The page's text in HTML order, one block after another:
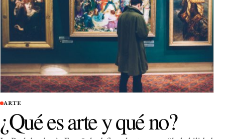
ARTE
¿Qué es arte y qué no?